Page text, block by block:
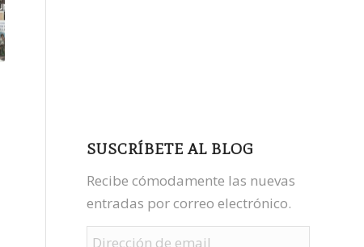
SUSCRÍBETE AL BLOG
Recibe cómodamente las nuevas
entradas por correo electrónico.
Dirección